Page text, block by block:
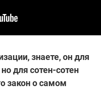
знаете, он для
для сотен-сотен
закон о самом